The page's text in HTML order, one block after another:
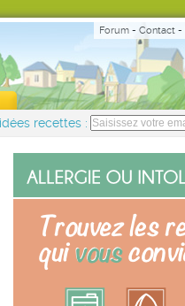
Forum - Contact -
recettes :